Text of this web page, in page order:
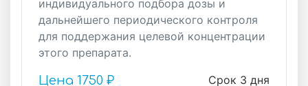
индивидуального подбора дозы и
дальнейшего периодического контроля
для поддержания целевой концентрации
этого препарата.
Срок 3 дня
Цена 1750 ₽